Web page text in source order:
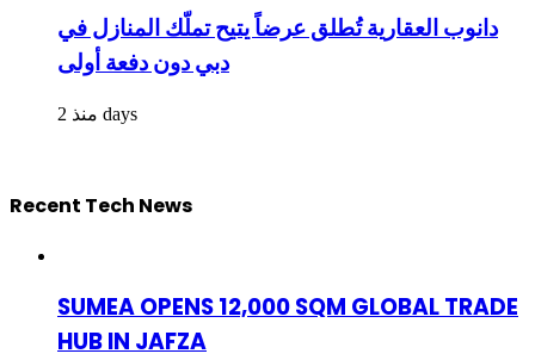
دانوب العقارية تُطلق عرضاً يتيح تملّك المنازل في
دبي دون دفعة أولى
منذ 2 days
Recent Tech News
SUMEA OPENS 12,000 SQM GLOBAL TRADE
HUB IN JAFZA